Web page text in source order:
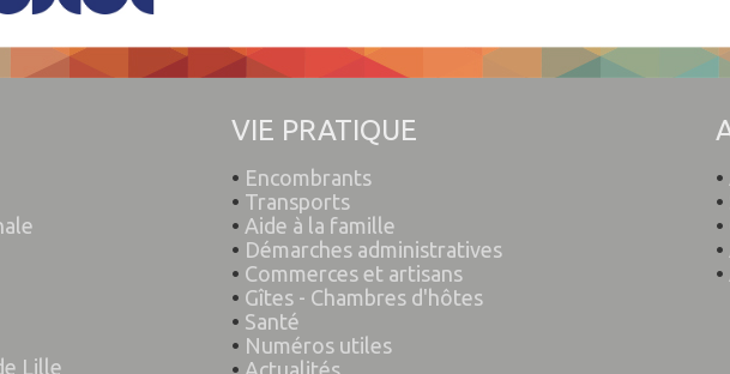
Lille
VIE PRATIQUE
• Encombrants
• Transports
• Aide à la famille
• Démarches administratives
• Commerces et artisans
• Gîtes - Chambres d'hôtes
• Santé
• Numéros utiles
• Actualités
•
•
•
•
•